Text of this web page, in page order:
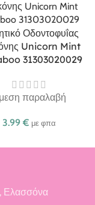
Οδοντοφυΐας
Unicorn Mint
31303020029
παραλαβή
3.99 € με φπα
Ελασσόνα